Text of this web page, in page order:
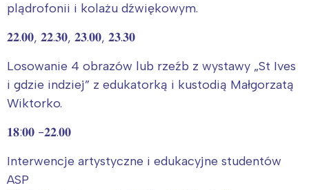
plądrofonii i kolażu dźwiękowym.
𝟐𝟐.𝟎𝟎, 𝟐𝟐.𝟑𝟎, 𝟐𝟑.𝟎𝟎, 𝟐𝟑.𝟑𝟎
Losowanie 4 obrazów lub rzeźb z wystawy „St Ives
i gdzie indziej” z edukatorką i kustodią Małgorzatą
Wiktorko.
𝟏𝟖:𝟎𝟎 -𝟐𝟐.𝟎𝟎
Interwencje artystyczne i edukacyjne studentów
ASP